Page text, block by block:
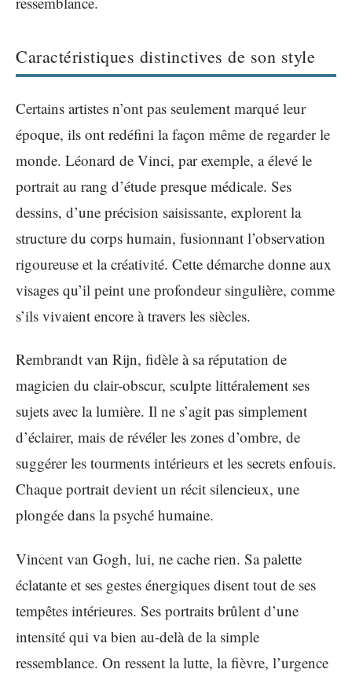
Caractéristiques distinctives de son style
Certains artistes n’ont pas seulement marqué leur
époque, ils ont redéfini la façon même de regarder le
monde. Léonard de Vinci, par exemple, a élevé le
portrait au rang d’étude presque médicale. Ses
dessins, d’une précision saisissante, explorent la
structure du corps humain, fusionnant l’observation
rigoureuse et la créativité. Cette démarche donne aux
visages qu’il peint une profondeur singulière, comme
s’ils vivaient encore à travers les siècles.
Rembrandt van Rijn, fidèle à sa réputation de
magicien du clair-obscur, sculpte littéralement ses
sujets avec la lumière. Il ne s’agit pas simplement
d’éclairer, mais de révéler les zones d’ombre, de
suggérer les tourments intérieurs et les secrets enfouis.
Chaque portrait devient un récit silencieux, une
plongée dans la psyché humaine.
Vincent van Gogh, lui, ne cache rien. Sa palette
éclatante et ses gestes énergiques disent tout de ses
tempêtes intérieures. Ses portraits brûlent d’une
intensité qui va bien au-delà de la simple
ressemblance. On ressent la lutte, la fièvre, l’urgence